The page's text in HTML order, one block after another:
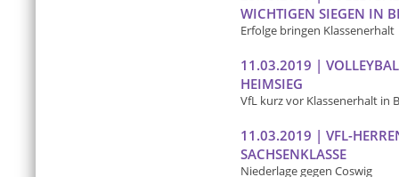
WICHTIGEN SIEGEN IN
Erfolge bringen Klassenerhalt
11.03.2019 |
HEIMSIEG
VfL kurz vor Klassenerhalt in
11.03.2019 | VFL-
SACHSENKLASSE
Niederlage gegen Coswig